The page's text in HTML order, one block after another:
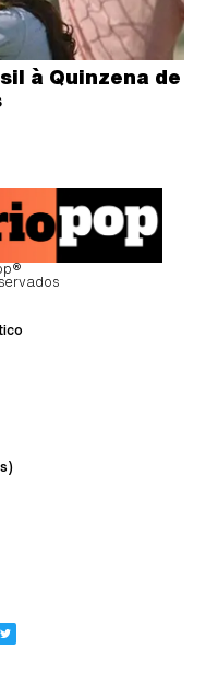
à Quinzena de